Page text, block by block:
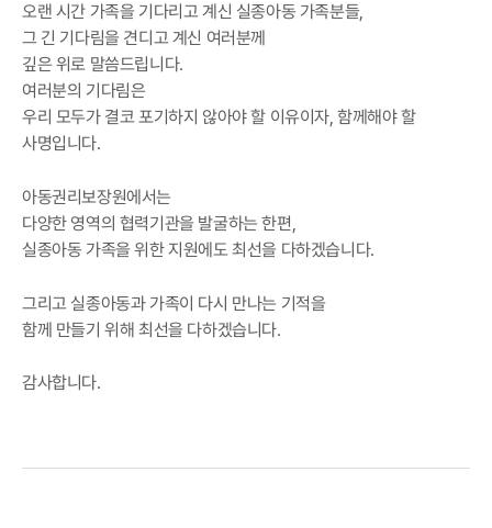
오랜 시간 가족을 기다리고 계신 실종아동 가족분들,
그 긴 기다림을 견디고 계신 여러분께
깊은 위로 말씀드립니다.
여러분의 기다림은
우리 모두가 결코 포기하지 않아야 할 이유이자, 함께해야 할
사명입니다.
아동권리보장원에서는
다양한 영역의 협력기관을 발굴하는 한편,
실종아동 가족을 위한 지원에도 최선을 다하겠습니다.
그리고 실종아동과 가족이 다시 만나는 기적을
함께 만들기 위해 최선을 다하겠습니다.
감사합니다.